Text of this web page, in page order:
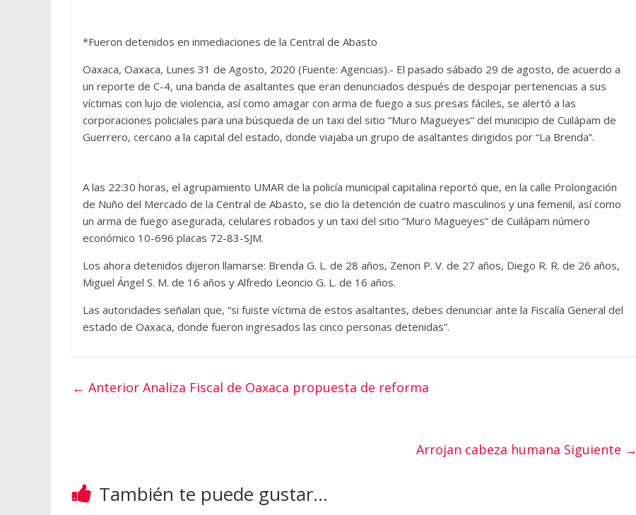
*Fueron detenidos en inmediaciones de la Central de Abasto
Oaxaca, Oaxaca, Lunes 31 de Agosto, 2020 (Fuente: Agencias).- El pasado sábado 29 de agosto, de acuerdo a
un reporte de C-4, una banda de asaltantes que eran denunciados después de despojar pertenencias a sus
víctimas con lujo de violencia, así como amagar con arma de fuego a sus presas fáciles, se alertó a las
corporaciones policiales para una búsqueda de un taxi del sitio “Muro Magueyes” del municipio de Cuilápam de
Guerrero, cercano a la capital del estado, donde viajaba un grupo de asaltantes dirigidos por “La Brenda”.
A las 22:30 horas, el agrupamiento UMAR de la policía municipal capitalina reportó que, en la calle Prolongación
de Nuño del Mercado de la Central de Abasto, se dio la detención de cuatro masculinos y una femenil, así como
un arma de fuego asegurada, celulares robados y un taxi del sitio “Muro Magueyes” de Cuilápam número
económico 10-696 placas 72-83-SJM.
Los ahora detenidos dijeron llamarse: Brenda G. L. de 28 años, Zenon P. V. de 27 años, Diego R. R. de 26 años,
Miguel Ángel S. M. de 16 años y Alfredo Leoncio G. L. de 16 años.
Las autoridades señalan que, “si fuiste víctima de estos asaltantes, debes denunciar ante la Fiscalía General del
estado de Oaxaca, donde fueron ingresados las cinco personas detenidas”.
← Anterior Analiza Fiscal de Oaxaca propuesta de reforma
Arrojan cabeza humana Siguiente →
También te puede gustar...